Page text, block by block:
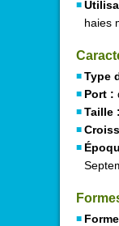
haies
Type
Port :
Taille :